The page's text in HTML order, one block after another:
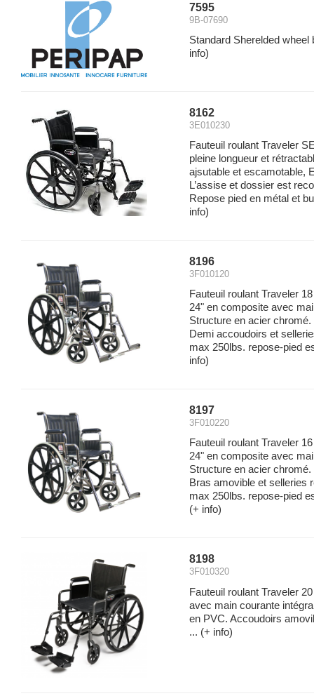
7595
9B-07690
Standard Sherelded wheel
info)
8162
3E010230
Fauteuil roulant Traveler
pleine longueur et
ajsutable et escamotable,
L’assise et dossier est
Repose pied en métal et
info)
8196
3F010120
Fauteuil roulant Traveler
24" en composite avec
Structure en acier
Demi accoudoirs et
max 250lbs. repose-pied
info)
8197
3F010220
Fauteuil roulant Traveler
24" en composite avec
Structure en acier
Bras amovible et selleries
max 250lbs. repose-pied
(+ info)
8198
3F010320
Fauteuil roulant Traveler
avec main courante
en PVC. Accoudoirs
... (+ info)